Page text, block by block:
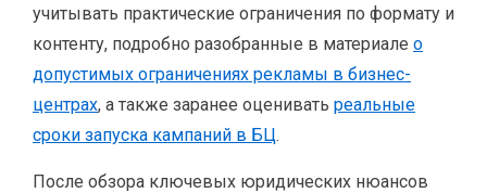
учитывать практические ограничения по формату и
контенту, подробно разобранные в материале о
допустимых ограничениях рекламы в бизнес-
центрах, а также заранее оценивать реальные
сроки запуска кампаний в БЦ.
После обзора ключевых юридических нюансов